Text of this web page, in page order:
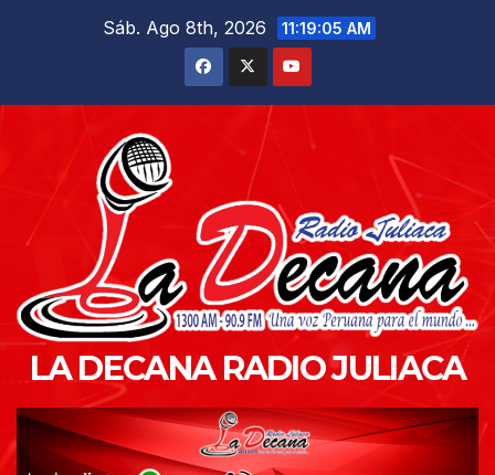
Sáb. Ago 8th, 2026 11:19:07 AM
LA DECANA RADIO JULIACA